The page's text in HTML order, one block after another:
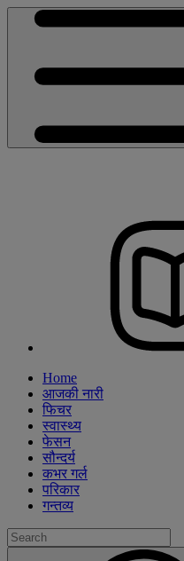
Home
आजकी नारी
फिचर
स्वास्थ्य
फेसन
सौन्दर्य
कभर गर्ल
परिकार
गन्तव्य